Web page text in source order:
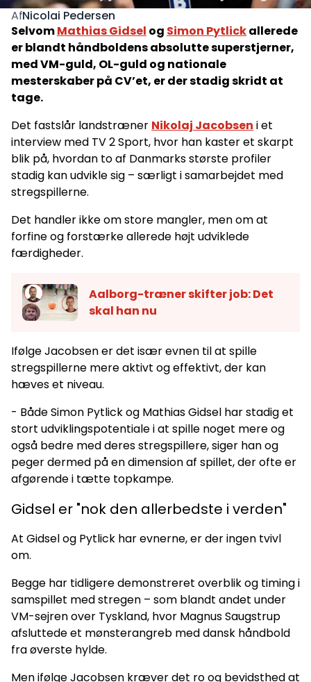
AfNicolai Pedersen
SelvomMathias Gidsel og Simon Pytlickallerede
er blandt håndboldens absolutte superstjerner,
med VM-guld, OL-guld og nationale
mesterskaber på CV’et, er der stadig skridt at
tage.
Det fastslår landstræner Nikolaj Jacobsen i et
interview med TV 2 Sport, hvor han kaster et skarpt
blik på, hvordan to af Danmarks største profiler
stadig kan udvikle sig – særligt i samarbejdet med
stregspillerne.
Det handler ikke om store mangler, men om at
forfine og forstærke allerede højt udviklede
færdigheder.
Aalborg-træner skifter job: Det
skal han nu
Ifølge Jacobsen er det især evnen til at spille
stregspillerne mere aktivt og effektivt, der kan
hæves et niveau.
- Både Simon Pytlick og Mathias Gidsel har stadig et
stort udviklingspotentiale i at spille noget mere og
også bedre med deres stregspillere, siger han og
peger dermed på en dimension af spillet, der ofte er
afgørende i tætte topkampe.
Gidsel er "nok den allerbedste i verden"
At Gidsel og Pytlick har evnerne, er der ingen tvivl
om.
Begge har tidligere demonstreret overblik og timing i
samspillet med stregen – som blandt andet under
VM-sejren over Tyskland, hvor Magnus Saugstrup
afsluttede et mønsterangreb med dansk håndbold
fra øverste hylde.
Men ifølge Jacobsen kræver det ro og bevidsthed at